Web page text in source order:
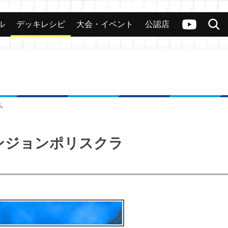
ヴァンガードch
検索
カード 大会 公認店舗 その他
デッキレシピ 大会・イベント 公認店
ョンポリスクラ